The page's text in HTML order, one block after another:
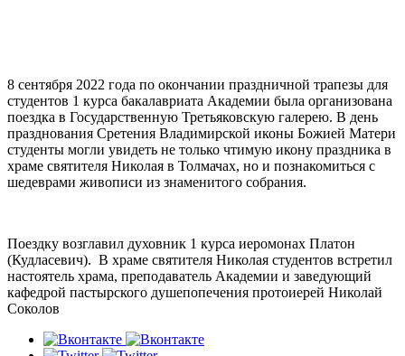
8 сентября 2022 года по окончании праздничной трапезы для
студентов 1 курса бакалавриата Академии была организована
поездка в Государственную Третьяковскую галерею. В день
празднования Сретения Владимирской иконы Божией Матери
студенты могли увидеть не только чтимую икону праздника в
храме святителя Николая в Толмачах, но и познакомиться с
шедеврами живописи из знаменитого собрания.
Поездку возглавил духовник 1 курса иеромонах Платон
(Кудласевич). В храме святителя Николая студентов встретил
настоятель храма, преподаватель Академии и заведующий
кафедрой пастырского душепопечения протоиерей Николай
Соколов